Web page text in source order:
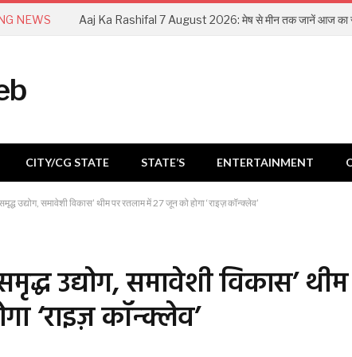
NEWS
CITY/CG STATE STATE’S ENTERTAINMENT
उद्योग, समावेशी विकास’ थीम पर रतलाम में 27 जून को होगा ‘राइज़ कॉन्क्लेव’
उद्योग, समावेशी विकास’
‘राइज़ कॉन्क्लेव’